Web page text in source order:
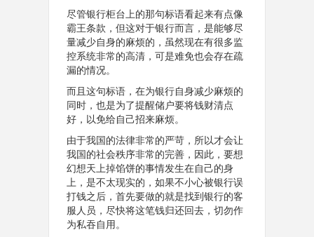
尽管银行柜台上的那句标语看起来有点像
霸王条款，但这对于银行而言，是能够尽
量减少自身的麻烦的，虽然现在有很多监
控系统非常的高清，可是难免也会存在疏
漏的情况。
而且这句标语，在为银行自身减少麻烦的
同时，也是为了提醒储户要将钱财清点
好，以免给自己招来麻烦。
由于我国的法律非常的严苛，所以才会让
我国的社会秩序非常的完善，因此，要想
幻想天上掉馅饼的事情发生在自己的身
上，是不太现实的，如果不小心被银行误
打钱之后，首先要做的就是找到银行的客
服人员，尽快将这笔钱归还回去，切勿作
为私吞自用。